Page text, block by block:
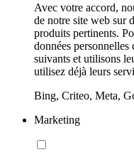
Avec votre accord,
de notre site web sur
produits pertinents.
données personnelles
suivants et utilisons
utilisez déjà leurs
Bing, Criteo, Meta,
Marketing